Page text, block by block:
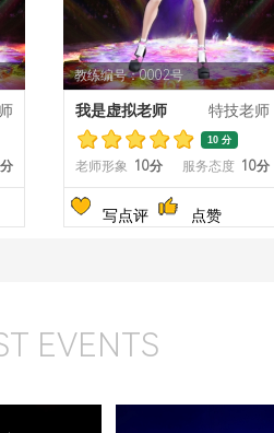
教练编号：0002号
我是虚拟老师 特技老师
10 分
老师形象 10分 服务态度 10分
写点评 点赞
EVENTS